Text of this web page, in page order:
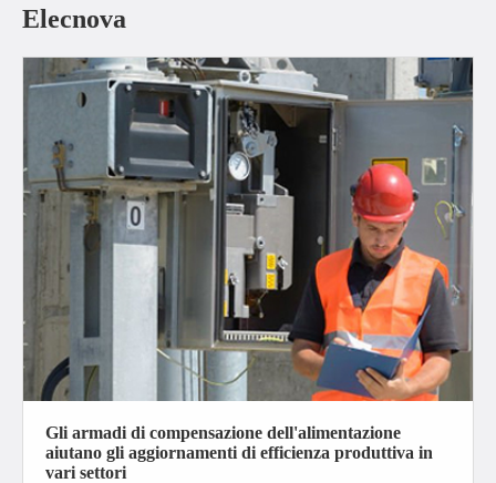
Elecnova
Gli armadi di compensazione dell'alimentazione
aiutano gli aggiornamenti di efficienza produttiva in
vari settori